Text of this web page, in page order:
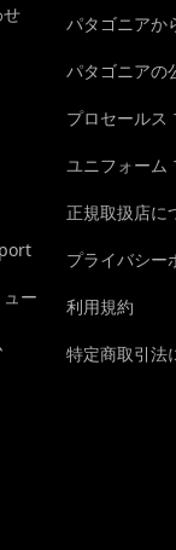
ー
パタゴニアか
パタゴニアの
プロセールス
ユニフォーム
正規取扱店に
プライバシー
利用規約
特定商取引法